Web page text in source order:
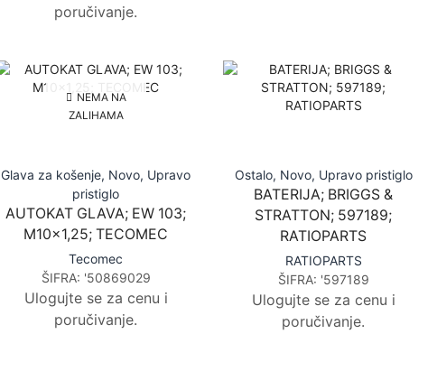
poručivanje.
NEMA NA
ZALIHAMA
Glava za košenje, Novo, Upravo
pristiglo
AUTOKAT GLAVA; EW 103;
M10x1,25; TECOMEC
Tecomec
ŠIFRA: '50869029
Ulogujte se za cenu i
poručivanje.
Ostalo, Novo, Upravo pristiglo
BATERIJA; BRIGGS &
STRATTON; 597189;
RATIOPARTS
RATIOPARTS
ŠIFRA: '597189
Ulogujte se za cenu i
poručivanje.